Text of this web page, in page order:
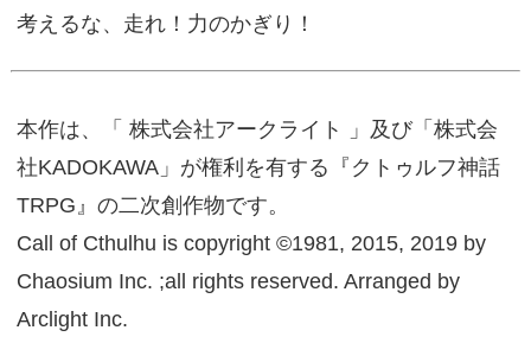
考えるな、走れ！力のかぎり！
本作は、「 株式会社アークライト 」及び「株式会
社KADOKAWA」が権利を有する『クトゥルフ神話
TRPG』の二次創作物です。
Call of Cthulhu is copyright ©1981, 2015, 2019 by
Chaosium Inc. ;all rights reserved. Arranged by
Arclight Inc.